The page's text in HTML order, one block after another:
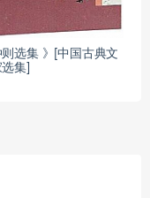
则选集 》[中国古典文
集]